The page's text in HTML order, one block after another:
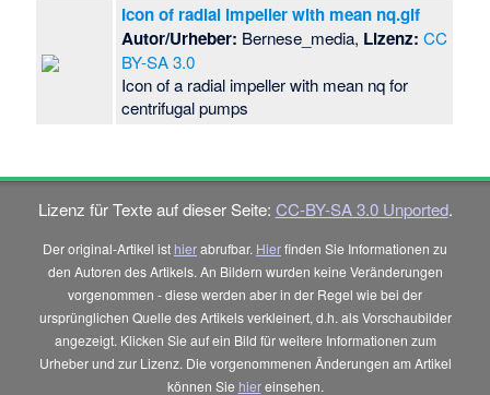
Icon of radial impeller with mean nq.gif
Autor/Urheber: Bernese_media, Lizenz: CC
BY-SA 3.0
Icon of a radial impeller with mean nq for
centrifugal pumps
Lizenz für Texte auf dieser Seite: CC-BY-SA 3.0 Unported.
Der original-Artikel ist hierabrufbar. Hierfinden Sie Informationen zu
den Autoren des Artikels. An Bildern wurden keine Veränderungen
vorgenommen - diese werden aber in der Regel wie bei der
ursprünglichen Quelle des Artikels verkleinert, d.h. als Vorschaubilder
angezeigt. Klicken Sie auf ein Bild für weitere Informationen zum
Urheber und zur Lizenz. Die vorgenommenen Änderungen am Artikel
können Sie hiereinsehen.